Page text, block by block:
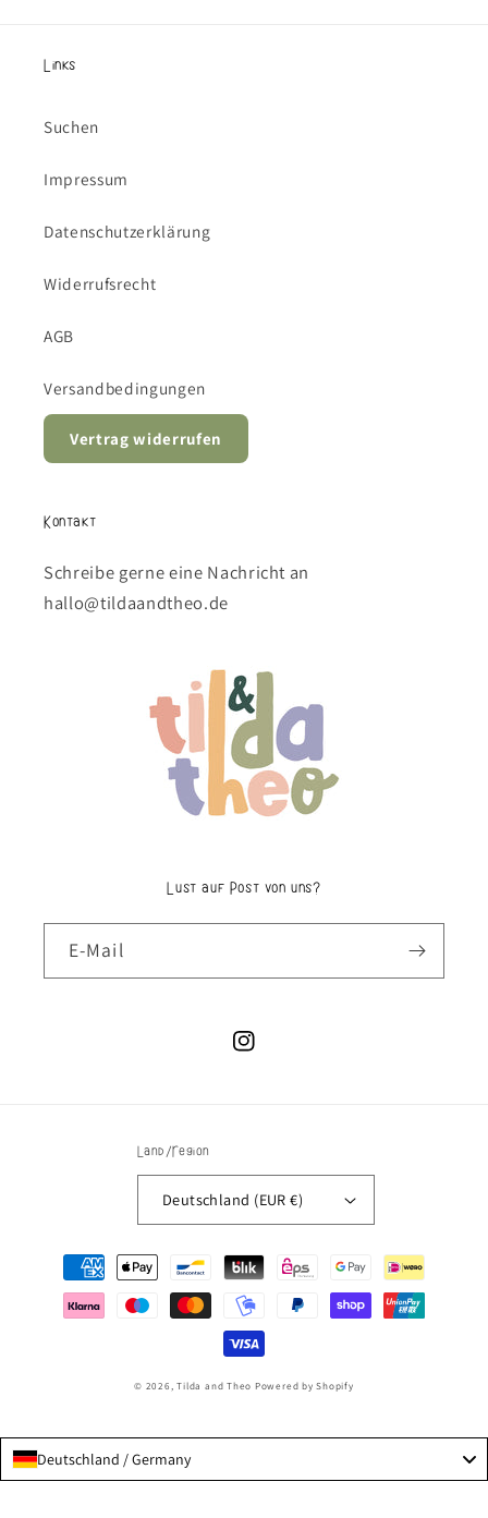
Links
Suchen
Impressum
Datenschutzerklärung
Widerrufsrecht
AGB
Versandbedingungen
Vertrag widerrufen
Kontakt
Schreibe gerne eine Nachricht an
hallo@tildaandtheo.de
Lust auf Post von uns?
E-Mail
Instagram
Land/Region
Deutschland (EUR €)
Zahlungsmethoden
© 2026,Tilda and Theo Powered by Shopify
Deutschland / Germany